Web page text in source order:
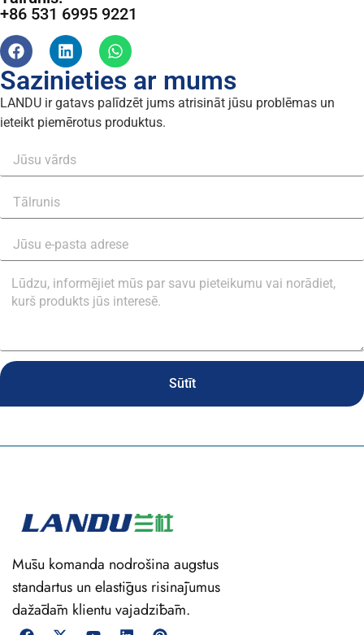
+86 531 6995 9221
Sazinieties ar mums
LANDU ir gatavs palīdzēt jums atrisināt jūsu problēmas un
ieteikt piemērotus produktus.
Sūtīt
Mūsu komanda nodrošina augstus
standartus un elastīgus risinājumus
dažādām klientu vajadzībām.